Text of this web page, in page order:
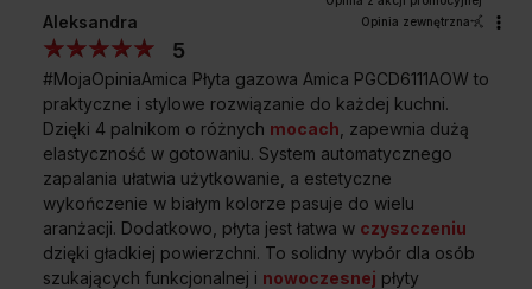
Aleksandra Opinia zewnętrzna
5
#MojaOpiniaAmica Płyta gazowa Amica PGCD6111AOW to
praktyczne i stylowe rozwiązanie do każdej kuchni.
Dzięki 4 palnikom o różnych mocach , zapewnia dużą
elastyczność w gotowaniu. System automatycznego
zapalania ułatwia użytkowanie, a estetyczne
wykończenie w białym kolorze pasuje do wielu
aranżacji. Dodatkowo, płyta jest łatwa w czyszczeniu
dzięki gładkiej powierzchni. To solidny wybór dla osób
szukających funkcjonalnej i nowoczesnej płyty